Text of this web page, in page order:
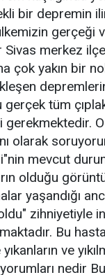
bir depremin
gerçeği
Sivas merkez
çok yakın bir
tüm
olarak
mevcut
olduğu
yaşandığı
zihniyetiyle
Bu
ve
nedir